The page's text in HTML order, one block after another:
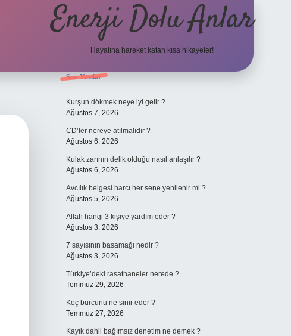
Enerji Dolu Anlar
Hayatına hareket katan kısa hikayeler!
Sidebar
Son Yazılar
Kurşun dökmek neye iyi gelir ?
Ağustos 7, 2026
CD’ler nereye atılmalıdır ?
Ağustos 6, 2026
Kulak zarının delik olduğu nasıl anlaşılır ?
Ağustos 6, 2026
Avcılık belgesi harcı her sene yenilenir mi ?
Ağustos 5, 2026
Allah hangi 3 kişiye yardım eder ?
Ağustos 3, 2026
7 sayısının basamağı nedir ?
Ağustos 3, 2026
Türkiye’deki rasathaneler nerede ?
Temmuz 29, 2026
Koç burcunu ne sinir eder ?
Temmuz 27, 2026
Kayık dahil bağımsız denetim ne demek ?